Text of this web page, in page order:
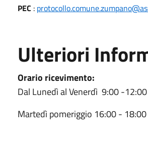
PEC :
Ulteriori
Orario ricevimento:
Dal Lunedì al Venerdì 9:00 -12:00
Martedì pomeriggio 16:00 - 18:00